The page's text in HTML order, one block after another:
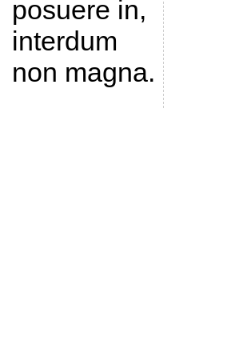
posuere in,
interdum
non magna.